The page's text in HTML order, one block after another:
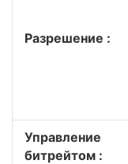
Разрешение :
Управление
битрейтом :